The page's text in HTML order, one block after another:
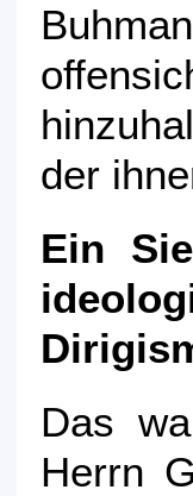
der
Ein
Das
Herrn